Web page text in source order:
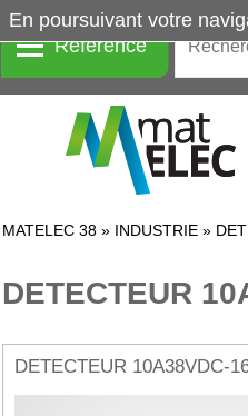
Référence
MATELEC 38 » INDUSTRIE »
DETECTEUR
DETECTEUR 10A38VDC-
En poursuivant votre